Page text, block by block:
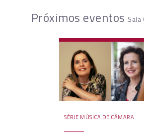
Próximos eventos Sala
SÉRIE MÚSICA DE CÂMARA